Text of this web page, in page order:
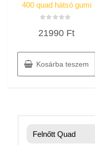
400 quad hátsó gumi
0
21990 Ft
Kosárba teszem
Felnőtt Quad